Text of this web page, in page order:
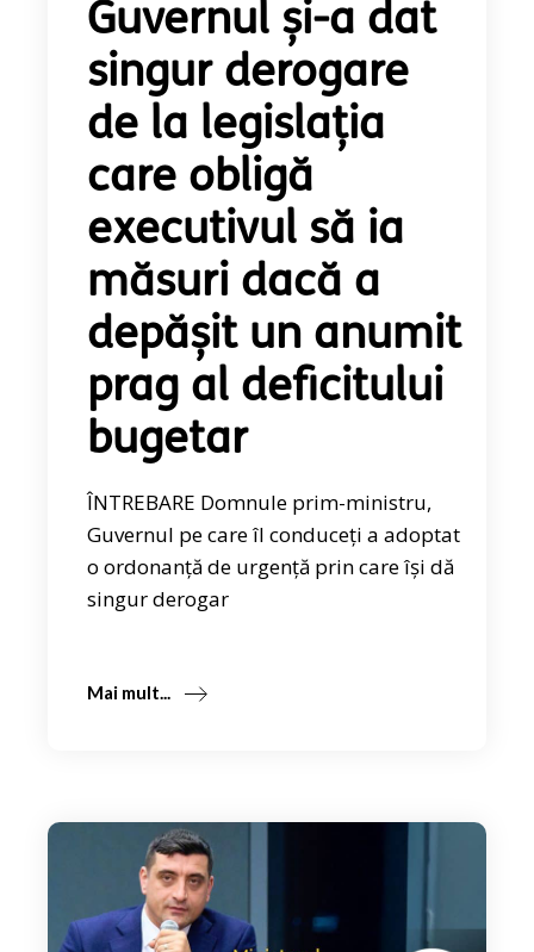
Guvernul și-a dat
singur derogare
de la legislația
care obligă
executivul să ia
măsuri dacă a
depășit un anumit
prag al deficitului
bugetar
ÎNTREBARE Domnule prim-ministru,
Guvernul pe care îl conduceți a adoptat
o ordonanță de urgență prin care își dă
singur derogar
Mai mult...